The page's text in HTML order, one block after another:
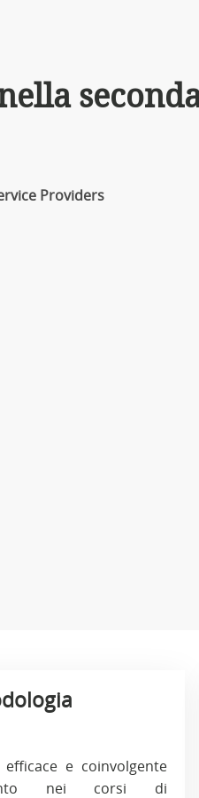
Providers
e coinvolgente
nei corsi di